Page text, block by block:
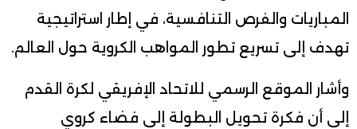
المباريات والفرص التنافسية، في إطار استراتيجية
تهدف إلى تسريع تطور المواهب الكروية حول العالم.
وأشار الموقع الرسمي للاتحاد الإفريقي لكرة القدم
إلى أن فكرة تحويل البطولة إلى فضاء كروي